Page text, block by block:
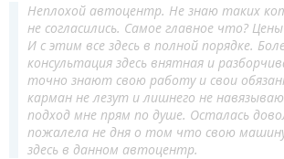
Неплохой автоцентр. Не знаю таких
не согласились. Самое главное что?
И с этим все здесь в полной порядке.
консультация здесь внятная и
точно знают свою работу и свои
карман не лезут и лишнего не
подход мне прям по душе. Осталась
пожалела не дня о том что свою
здесь в данном автоцентр.